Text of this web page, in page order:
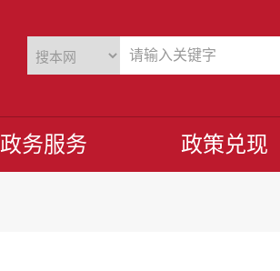
政务服务 政策兑现